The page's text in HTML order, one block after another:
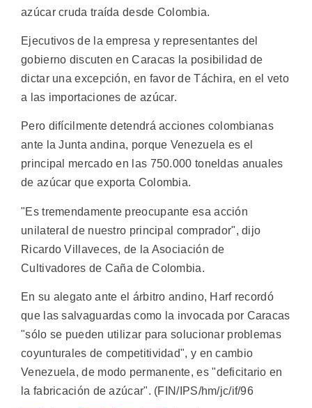
azúcar cruda traída desde Colombia.
Ejecutivos de la empresa y representantes del
gobierno discuten en Caracas la posibilidad de
dictar una excepción, en favor de Táchira, en el veto
a las importaciones de azúcar.
Pero difícilmente detendrá acciones colombianas
ante la Junta andina, porque Venezuela es el
principal mercado en las 750.000 toneldas anuales
de azúcar que exporta Colombia.
"Es tremendamente preocupante esa acción
unilateral de nuestro principal comprador", dijo
Ricardo Villaveces, de la Asociación de
Cultivadores de Caña de Colombia.
En su alegato ante el árbitro andino, Harf recordó
que las salvaguardas como la invocada por Caracas
"sólo se pueden utilizar para solucionar problemas
coyunturales de competitividad", y en cambio
Venezuela, de modo permanente, es "deficitario en
la fabricación de azúcar". (FIN/IPS/hm/jc/if/96